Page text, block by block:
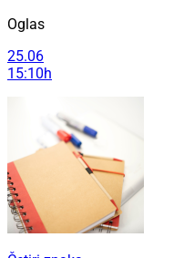
Oglas
25.06
15:10h